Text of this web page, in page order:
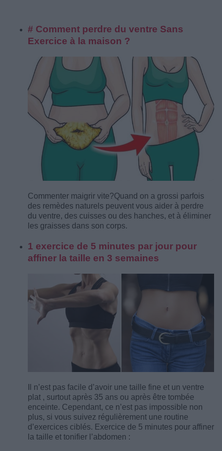
# Comment perdre du ventre Sans
Exercice à la maison ?
Commenter maigrir vite?Quand on a grossi parfois
des remèdes naturels peuvent vous aider à perdre
du ventre, des cuisses ou des hanches, et à éliminer
les graisses dans son corps.
1 exercice de 5 minutes par jour pour
affiner la taille en 3 semaines
Il n’est pas facile d’avoir une taille fine et un ventre
plat , surtout après 35 ans ou après être tombée
enceinte. Cependant, ce n’est pas impossible non
plus, si vous suivez régulièrement une routine
d’exercices ciblés. Exercice de 5 minutes pour affiner
la taille et tonifier l’abdomen :